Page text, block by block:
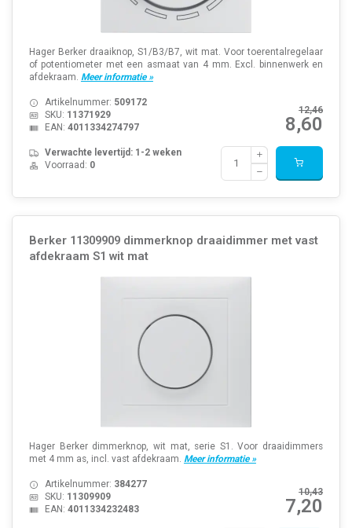
Hager Berker draaiknop, S1/B3/B7, wit mat. Voor toerentalregelaar
of potentiometer met een asmaat van 4 mm. Excl. binnenwerk en
afdekraam. Meer informatie »
12,46
8,60
Artikelnummer: 509172
SKU: 11371929
EAN: 4011334274797
Verwachte levertijd: 1-2 weken
Voorraad: 0
Berker 11309909 dimmerknop draaidimmer met vast
afdekraam S1 wit mat
Hager Berker dimmerknop, wit mat, serie S1. Voor draaidimmers
met 4 mm as, incl. vast afdekraam. Meer informatie »
10,43
7,20
Artikelnummer: 384277
SKU: 11309909
EAN: 4011334232483